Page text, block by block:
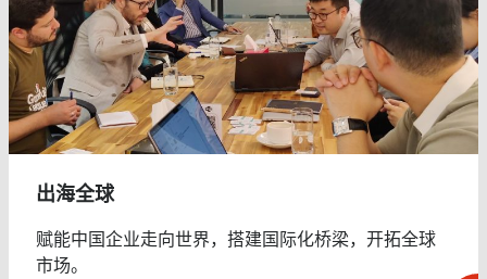
出海全球
赋能中国企业走向世界，搭建国际化桥梁，开拓全球
市场。